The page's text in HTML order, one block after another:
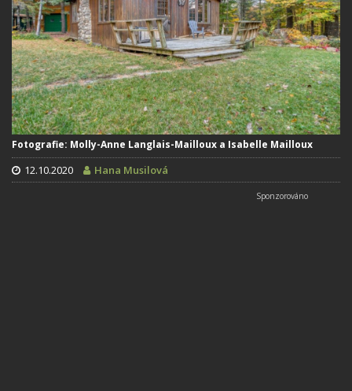
Fotografie: Molly-Anne Langlais-Mailloux a Isabelle Mailloux
12.10.2020 Hana Musilová